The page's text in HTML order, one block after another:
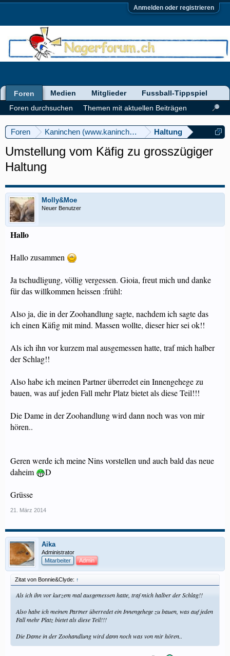
Anmelden oder registrieren
Foren Kaninchen (www.kaninchenforum.ch)
Haltung
Umstellung vom Käfig zu grosszügiger
Haltung
Molly&Moe
Neuer Benutzer
Hallo
Hallo zusammen
Ja tschudligung, völlig vergessen. Gioia, freut mich und danke
für das willkommen heissen :frühl:
Also ja, die in der Zoohandlung sagte, nachdem ich sagte das
ich einen Käfig mit mind. Massen wollte, dieser hier sei ok!!
Als ich ihn vor kurzem mal ausgemessen hatte, traf mich halber
der Schlag!!
Also habe ich meinen Partner überredet ein Innengehege zu
bauen, was auf jeden Fall mehr Platz bietet als diese Teil!!!
Die Dame in der Zoohandlung wird dann noch was von mir
hören..
Geren werde ich meine Nins vorstellen und auch bald das neue
daheim
D
Grüsse
21. März 2014
Aika
Administrator
Mitarbeiter
Admin
Zitat von Bonnie&Clyde: ↑
Als ich ihn vor kurzem mal ausgemessen hatte, traf mich halber der Schlag!!
Also habe ich meinen Partner überredet ein Innengehege zu bauen, was auf jeden
Fall mehr Platz bietet als diese Teil!!!
Die Dame in der Zoohandlung wird dann noch was von mir hören..
Foren
Foren durchsuchen
Themen mit aktuellen Beiträgen
Medien Mitglieder Fussball-Tippspiel